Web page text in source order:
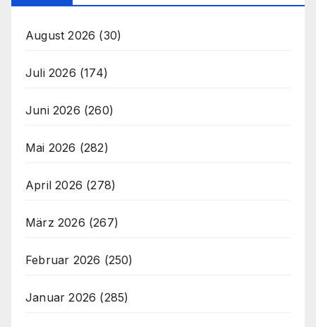
August 2026 (30)
Juli 2026 (174)
Juni 2026 (260)
Mai 2026 (282)
April 2026 (278)
März 2026 (267)
Februar 2026 (250)
Januar 2026 (285)